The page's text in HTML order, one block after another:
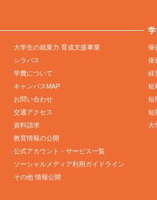
大学生の就業力 育成支援事業
シラバス
学費について
キャンパスMAP
お問い合わせ
交通アクセス
資料請求
教育情報の公開
公式アカウント・サービス一覧
ソーシャルメディア利用ガイドライン
その他 情報公開
保
保
経
短
短
短
大